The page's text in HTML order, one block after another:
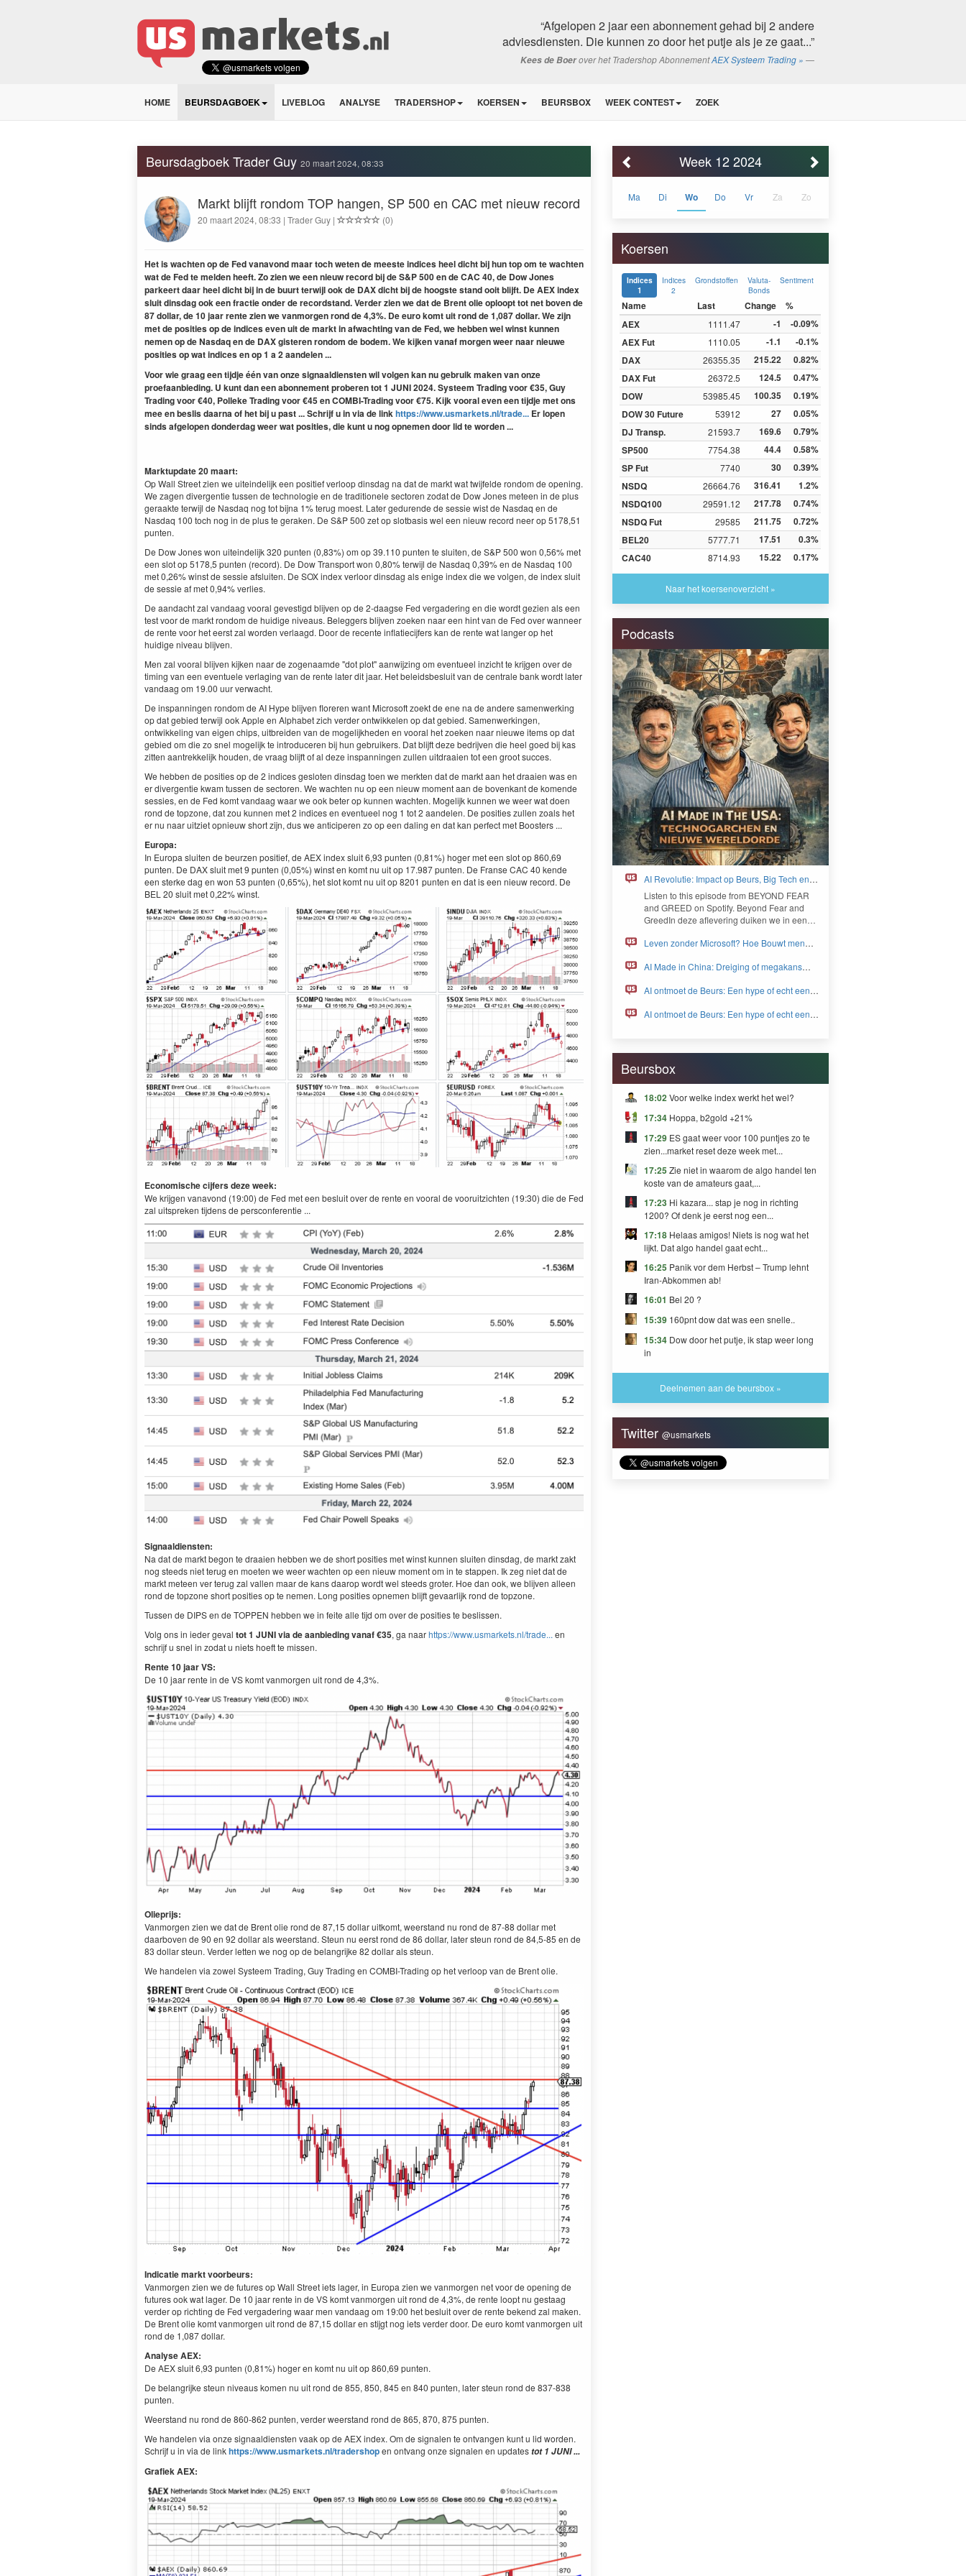
“Afgelopen 2 jaar een abonnement gehad bij 2 andere
adviesdiensten. Die kunnen zo door het putje als je ze gaat...”
Kees de Boerover het Tradershop AbonnementAEX Systeem Trading »
HOME BEURSDAGBOEK LIVEBLOG ANALYSE TRADERSHOP KOERSEN BEURSBOX WEEK CONTEST ZOEK
Beursdagboek Trader Guy 20 maart 2024, 08:33
Markt blijft rondom TOP hangen, SP 500 en CAC met nieuw record
20 maart 2024, 08:33 | Trader Guy | (0)
Het is wachten op de Fed vanavond maar toch weten de meeste indices heel dicht bij hun top om te wachten
wat de Fed te melden heeft. Zo zien we een nieuw record bij de S&P 500 en de CAC 40, de Dow Jones
parkeert daar heel dicht bij in de buurt terwijl ook de DAX dicht bij de hoogste stand ooit blijft. De AEX index
sluit dinsdag ook een fractie onder de recordstand. Verder zien we dat de Brent olie oploopt tot net boven de
87 dollar, de 10 jaar rente zien we vanmorgen rond de 4,3%. De euro komt uit rond de 1,087 dollar. We zijn
met de posities op de indices even uit de markt in afwachting van de Fed, we hebben wel winst kunnen
nemen op de Nasdaq en de DAX gisteren rondom de bodem. We kijken vanaf morgen weer naar nieuwe
posities op wat indices en op 1 a 2 aandelen ...
Voor wie graag een tijdje één van onze signaaldiensten wil volgen kan nu gebruik maken van onze
proefaanbieding. U kunt dan een abonnement proberen tot 1 JUNI 2024. Systeem Trading voor €35, Guy
Trading voor €40, Polleke Trading voor €45 en COMBI-Trading voor €75. Kijk vooral even een tijdje met ons
mee en beslis daarna of het bij u past ... Schrijf u in via de linkhttps://www.usmarkets.nl/trade... Er lopen
sinds afgelopen donderdag weer wat posities, die kunt u nog opnemen door lid te worden ...
Marktupdate 20 maart:
Op Wall Street zien we uiteindelijk een positief verloop dinsdag na dat de markt wat twijfelde rondom de opening.
We zagen divergentie tussen de technologie en de traditionele sectoren zodat de Dow Jones meteen in de plus
geraakte terwijl de Nasdaq nog tot bijna 1% terug moest. Later gedurende de sessie wist de Nasdaq en de
Nasdaq 100 toch nog in de plus te geraken. De S&P 500 zet op slotbasis wel een nieuw record neer op 5178,51
punten.
De Dow Jones won uiteindelijk 320 punten (0,83%) om op 39.110 punten te sluiten, de S&P 500 won 0,56% met
een slot op 5178,5 punten (record). De Dow Transport won 0,80% terwijl de Nasdaq 0,39% en de Nasdaq 100
met 0,26% winst de sessie afsluiten. De SOX index verloor dinsdag als enige index die we volgen, de index sluit
de sessie af met 0,94% verlies.
De aandacht zal vandaag vooral gevestigd blijven op de 2-daagse Fed vergadering en die wordt gezien als een
test voor de markt rondom de huidige niveaus. Beleggers blijven zoeken naar een hint van de Fed over wanneer
de rente voor het eerst zal worden verlaagd. Door de recente inflatiecijfers kan de rente wat langer op het
huidige niveau blijven.
Men zal vooral blijven kijken naar de zogenaamde "dot plot" aanwijzing om eventueel inzicht te krijgen over de
timing van een eventuele verlaging van de rente later dit jaar. Het beleidsbesluit van de centrale bank wordt later
vandaag om 19.00 uur verwacht.
De inspanningen rondom de AI Hype blijven floreren want Microsoft zoekt de ene na de andere samenwerking
op dat gebied terwijl ook Apple en Alphabet zich verder ontwikkelen op dat gebied. Samenwerkingen,
ontwikkeling van eigen chips, uitbreiden van de mogelijkheden en vooral het zoeken naar nieuwe items op dat
gebied om die zo snel mogelijk te introduceren bij hun gebruikers. Dat blijft deze bedrijven die heel goed bij kas
zitten aantrekkelijk houden, de vraag blijft of al deze inspanningen zullen uitdraaien tot een groot succes.
We hebben de posities op de 2 indices gesloten dinsdag toen we merkten dat de markt aan het draaien was en
er divergentie kwam tussen de sectoren. We wachten nu op een nieuw moment aan de bovenkant de komende
sessies, en de Fed komt vandaag waar we ook beter op kunnen wachten. Mogelijk kunnen we weer wat doen
rond de topzone, dat zou kunnen met 2 indices en eventueel nog 1 tot 2 aandelen. De posities zullen zoals het
er nu naar uitziet opnieuw short zijn, dus we anticiperen zo op een daling en dat kan perfect met Boosters ...
Europa:
In Europa sluiten de beurzen positief, de AEX index sluit 6,93 punten (0,81%) hoger met een slot op 860,69
punten. De DAX sluit met 9 punten (0,05%) winst en komt nu uit op 17.987 punten. De Franse CAC 40 kende
een sterke dag en won 53 punten (0,65%), het slot komt nu uit op 8201 punten en dat is een nieuw record. De
BEL 20 sluit met 0,22% winst.
Economische cijfers deze week:
We krijgen vanavond (19:00) de Fed met een besluit over de rente en vooral de vooruitzichten (19:30) die de Fed
zal uitspreken tijdens de persconferentie ...
Signaaldiensten:
Na dat de markt begon te draaien hebben we de short posities met winst kunnen sluiten dinsdag, de markt zakt
nog steeds niet terug en moeten we weer wachten op een nieuw moment om in te stappen. Ik zeg niet dat de
markt meteen ver terug zal vallen maar de kans daarop wordt wel steeds groter. Hoe dan ook, we blijven alleen
rond de topzone short posities op te nemen. Long posities opnemen blijft gevaarlijk rond de topzone.
Tussen de DIPS en de TOPPEN hebben we in feite alle tijd om over de posities te beslissen.
Volg ons in ieder geval tot 1 JUNI via de aanbieding vanaf €35, ga naarhttps://www.usmarkets.nl/trade... en
schrijf u snel in zodat u niets hoeft te missen.
Rente 10 jaar VS:
De 10 jaar rente in de VS komt vanmorgen uit rond de 4,3%.
Olieprijs:
Vanmorgen zien we dat de Brent olie rond de 87,15 dollar uitkomt, weerstand nu rond de 87-88 dollar met
daarboven de 90 en 92 dollar als weerstand. Steun nu eerst rond de 86 dollar, later steun rond de 84,5-85 en de
83 dollar steun. Verder letten we nog op de belangrijke 82 dollar als steun.
We handelen via zowel Systeem Trading, Guy Trading en COMBI-Trading op het verloop van de Brent olie.
Indicatie markt voorbeurs:
Vanmorgen zien we de futures op Wall Street iets lager, in Europa zien we vanmorgen net voor de opening de
futures ook wat lager. De 10 jaar rente in de VS komt vanmorgen uit rond de 4,3%, de rente loopt nu gestaag
verder op richting de Fed vergadering waar men vandaag om 19:00 het besluit over de rente bekend zal maken.
De Brent olie komt vanmorgen uit rond de 87,15 dollar en stijgt nog iets verder door. De euro komt vanmorgen uit
rond de 1,087 dollar.
Analyse AEX:
De AEX sluit 6,93 punten (0,81%) hoger en komt nu uit op 860,69 punten.
De belangrijke steun niveaus komen nu uit rond de 855, 850, 845 en 840 punten, later steun rond de 837-838
punten.
Weerstand nu rond de 860-862 punten, verder weerstand rond de 865, 870, 875 punten.
We handelen via onze signaaldiensten vaak op de AEX index. Om de signalen te ontvangen kunt u lid worden.
Schrijf u in via de linkhttps://www.usmarkets.nl/tradershopen ontvang onze signalen en updatestot 1 JUNI ...
Grafiek AEX:
Week 12 2024
Ma Di Wo Do Vr Za Zo
Koersen
Indices
1
Indices
2
Grondstoffen
Valuta-
Bonds
Sentiment
Name Last Change
%
AEX
1111.47 -1
-0.09%
AEX Fut
1110.05 -1.1
-0.1%
DAX
26355.35 215.22
0.82%
DAX Fut
26372.5 124.5
0.47%
DOW
53985.45 100.35
0.19%
DOW 30 Future
53912 27
0.05%
DJ Transp.
21593.7 169.6
0.79%
SP500
7754.38 44.4
0.58%
SP Fut
7740 30
0.39%
NSDQ
26664.76 316.41
1.2%
NSDQ100
29591.12 217.78
0.74%
NSDQ Fut
29585 211.75
0.72%
BEL20
5777.71 17.51
0.3%
CAC40
8714.93 15.22 0.17%
Naar het koersenoverzicht »
Podcasts
AI Revolutie: Impact op Beurs, Big Tech en
Nieuwe Wereldorde - BEYOND FEAR and
GREED
Lis­ten to this episode from BEYOND FEAR
andGREED on Spo­ti­fy. Beyond Fear and
Greed­In deze aflev­er­ing duiken we in een…
Leven zonder Microsoft? Hoe Bouwt men
BEYOND FEAR and GREED
AI Made in China: Dreiging of megakans
GREED
AI ontmoet de Beurs: Een hype of echt een
GREED
AI ontmoet de Beurs: Een hype of echt een
Beursbox
18:02Voor welke index werkt het wel?
17:34 Hoppa, b2gold +21%
17:29 ES gaat weer voor 100 puntjes zo te
zien...market reset deze week met...
17:25 Zie niet in waarom de algo handel ten
koste van de amateurs gaat,...
17:23 Hi kazara... stap je nog in richting
1200? Of denk je eerst nog een...
17:18 Helaas amigos! Niets is nog wat het
lijkt. Dat algo handel gaat echt...
16:25 Panik vor dem Herbst – Trump lehnt
Iran-Abkommen ab!
16:01 Bel 20 ?
15:39 160pnt dow dat was een snelle..
15:34 Dow door het putje, ik stap weer long
in
Deelnemen aan de beursbox »
Twitter@usmarkets